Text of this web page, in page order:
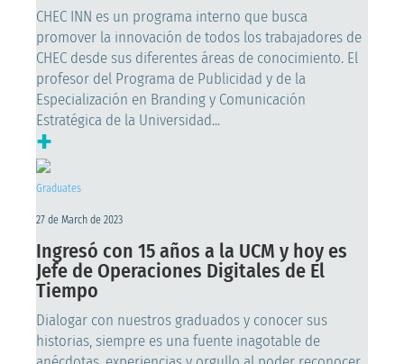
CHEC INN es un programa interno que busca
promover la innovación de todos los trabajadores de
CHEC desde sus diferentes áreas de conocimiento. El
profesor del Programa de Publicidad y de la
Especialización en Branding y Comunicación
Estratégica de la Universidad...
+
Graduates
27 de March de 2023
Ingresó con 15 años a la UCM y hoy es
Jefe de Operaciones Digitales de El
Tiempo
Dialogar con nuestros graduados y conocer sus
historias, siempre es una fuente inagotable de